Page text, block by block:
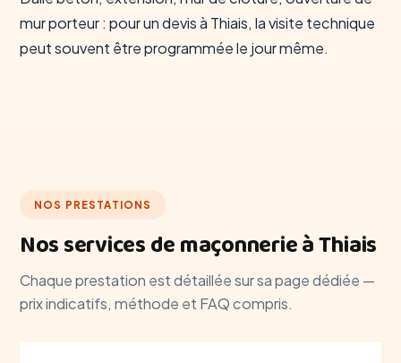
mur porteur : pour un devis à Thiais, la visite technique
peut souvent être programmée le jour même.
NOS PRESTATIONS
Nos services de maçonnerie à Thiais
Chaque prestation est détaillée sur sa page dédiée —
prix indicatifs, méthode et FAQ compris.